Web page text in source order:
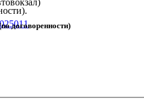
договоренности)